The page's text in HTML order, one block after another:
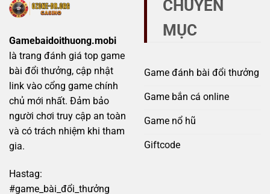
rủi
Gamebaidoithuong.mobi
là trang đánh giá top game
bài đổi thưởng, cập nhật
link vào cổng game chính
chủ mới nhất. Đảm bảo
người chơi truy cập an toàn
và có trách nhiệm khi tham
gia.
Hastag:
#game_bài_đổi_thưởng
CHUYÊN
MỤC
Game đánh bài đổi thưởng
Game bắn cá online
Game nổ hũ
Giftcode